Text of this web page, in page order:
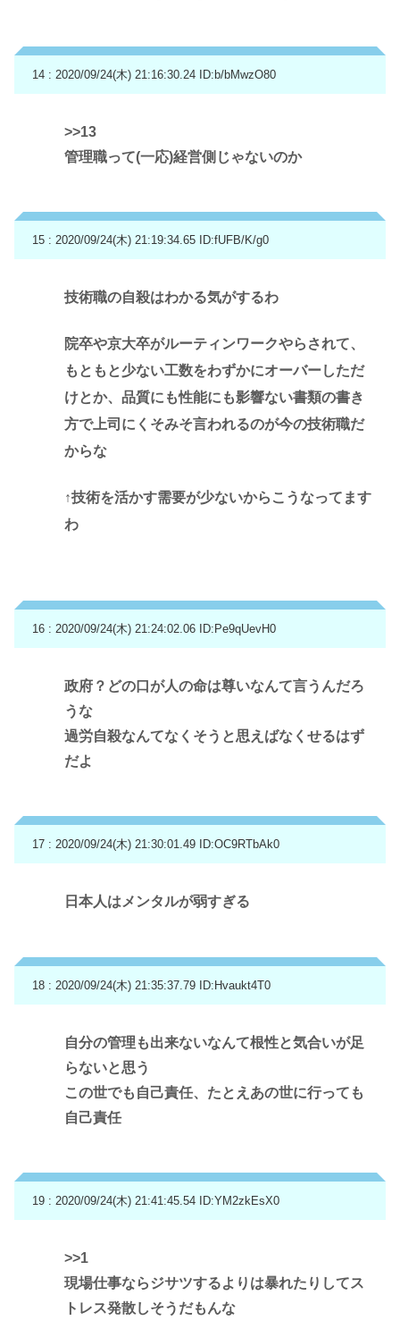
14 : 2020/09/24(木) 21:16:30.24 ID:b/bMwzO80
>>13
管理職って(一応)経営側じゃないのか
15 : 2020/09/24(木) 21:19:34.65 ID:fUFB/K/g0
技術職の自殺はわかる気がするわ
院卒や京大卒がルーティンワークやらされて、
もともと少ない工数をわずかにオーバーしただ
けとか、品質にも性能にも影響ない書類の書き
方で上司にくそみそ言われるのが今の技術職だ
からな
↑技術を活かす需要が少ないからこうなってます
わ
16 : 2020/09/24(木) 21:24:02.06 ID:Pe9qUevH0
政府？どの口が人の命は尊いなんて言うんだろ
うな
過労自殺なんてなくそうと思えばなくせるはず
だよ
17 : 2020/09/24(木) 21:30:01.49 ID:OC9RTbAk0
日本人はメンタルが弱すぎる
18 : 2020/09/24(木) 21:35:37.79 ID:Hvaukt4T0
自分の管理も出来ないなんて根性と気合いが足
らないと思う
この世でも自己責任、たとえあの世に行っても
自己責任
19 : 2020/09/24(木) 21:41:45.54 ID:YM2zkEsX0
>>1
現場仕事ならジサツするよりは暴れたりしてス
トレス発散しそうだもんな